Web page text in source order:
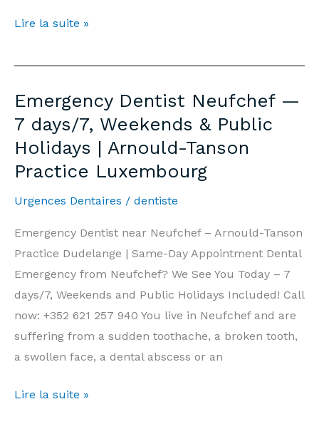
Dentiste
Neufchef
7j/7,
Week-
end
et
Fériés
|
Cabinet
Arnould-
Tanson
Luxembourg
Lire la suite »
Emergency Dentist Neufchef —
7 days/7, Weekends & Public
Holidays | Arnould-Tanson
Practice Luxembourg
Urgences Dentaires / dentiste
Emergency Dentist near Neufchef – Arnould-Tanson
Practice Dudelange | Same-Day Appointment Dental
Emergency from Neufchef? We See You Today – 7
days/7, Weekends and Public Holidays Included! Call
now: +352 621 257 940 You live in Neufchef and are
suffering from a sudden toothache, a broken tooth,
a swollen face, a dental abscess or an
Emergency
Lire la suite »